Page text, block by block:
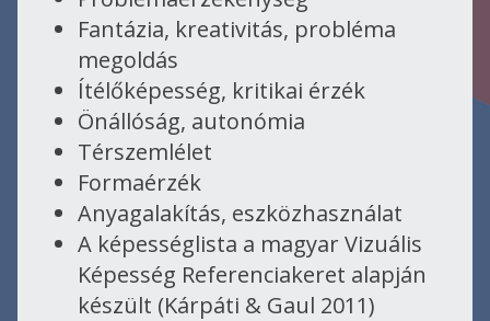
Fantázia, kreativitás, probléma
megoldás
Ítélőképesség, kritikai érzék
Önállóság, autonómia
Térszemlélet
Formaérzék
Anyagalakítás, eszközhasználat
A képességlista a magyar Vizuális
Képesség Referenciakeret alapján
készült (Kárpáti & Gaul 2011)